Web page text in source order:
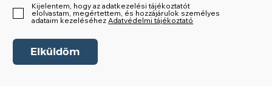
Kijelentem, hogy az adatkezelési tájékoztatót
elolvastam, megértettem, és hozzájárulok személyes
adataim kezeléséhez Adatvédelmi tájékoztató
Elküldöm